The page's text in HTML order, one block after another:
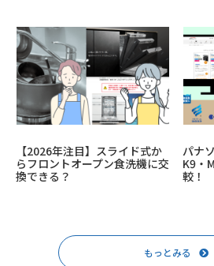
【2026年注目】スライド式か
らフロントオープン食洗機に交
換できる？
パナ
K9・
較！
もっとみる